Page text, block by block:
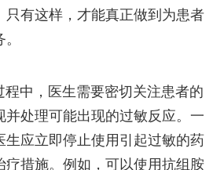
只有这样，才能真正做到为患者
程中，医生需要密切关注患者的
并处理可能出现的过敏反应。一
生应立即停止使用引起过敏的药
疗措施。例如，可以使用抗组胺